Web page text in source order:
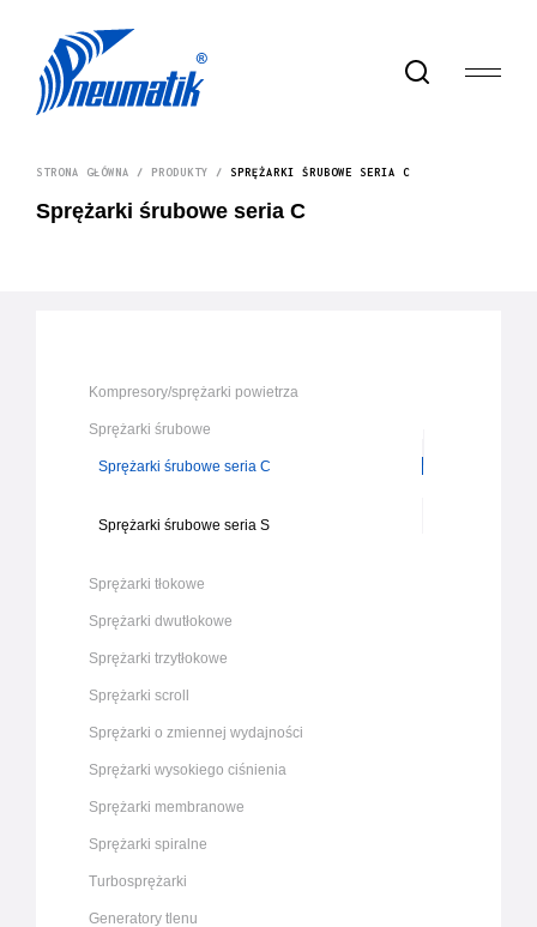
STRONA GŁÓWNA / PRODUKTY / SPRĘŻARKI ŚRUBOWE SERIA C
Sprężarki śrubowe seria C
Kompresory/sprężarki powietrza
Sprężarki śrubowe
Sprężarki śrubowe seria C
Sprężarki śrubowe seria S
Sprężarki tłokowe
Sprężarki dwutłokowe
Sprężarki trzytłokowe
Sprężarki scroll
Sprężarki o zmiennej wydajności
Sprężarki wysokiego ciśnienia
Sprężarki membranowe
Sprężarki spiralne
Turbosprężarki
Generatory tlenu